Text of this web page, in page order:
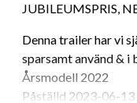
JUBILEUMSPRIS,
Denna trailer har vi
sparsamt använd & i
Årsmodell 2022
Påställd 2023-06-13